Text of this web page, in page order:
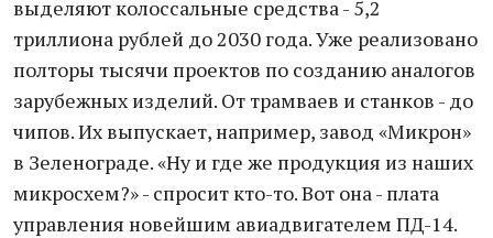
выделяют колоссальные средства - 5,2
триллиона рублей до 2030 года. Уже реализовано
полторы тысячи проектов по созданию аналогов
зарубежных изделий. От трамваев и станков - до
чипов. Их выпускает, например, завод «Микрон»
в Зеленограде. «Ну и где же продукция из наших
микросхем?» - спросит кто-то. Вот она - плата
управления новейшим авиадвигателем ПД-14.